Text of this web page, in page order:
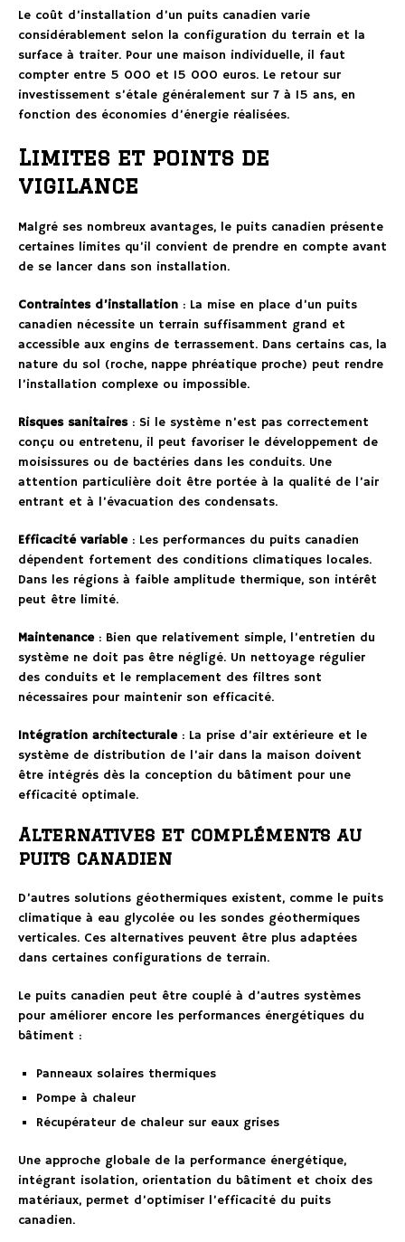
Le coût d’installation d’un puits canadien varie
considérablement selon la configuration du terrain et la
surface à traiter. Pour une maison individuelle, il faut
compter entre 5 000 et 15 000 euros. Le retour sur
investissement s’étale généralement sur 7 à 15 ans, en
fonction des économies d’énergie réalisées.
Limites et points de
vigilance
Malgré ses nombreux avantages, le puits canadien présente
certaines limites qu’il convient de prendre en compte avant
de se lancer dans son installation.
Contraintes d’installation : La mise en place d’un puits
canadien nécessite un terrain suffisamment grand et
accessible aux engins de terrassement. Dans certains cas, la
nature du sol (roche, nappe phréatique proche) peut rendre
l’installation complexe ou impossible.
Risques sanitaires: Si le système n’est pas correctement
conçu ou entretenu, il peut favoriser le développement de
moisissures ou de bactéries dans les conduits. Une
attention particulière doit être portée à la qualité de l’air
entrant et à l’évacuation des condensats.
Efficacité variable: Les performances du puits canadien
dépendent fortement des conditions climatiques locales.
Dans les régions à faible amplitude thermique, son intérêt
peut être limité.
Maintenance: Bien que relativement simple, l’entretien du
système ne doit pas être négligé. Un nettoyage régulier
des conduits et le remplacement des filtres sont
nécessaires pour maintenir son efficacité.
Intégration architecturale: La prise d’air extérieure et le
système de distribution de l’air dans la maison doivent
être intégrés dès la conception du bâtiment pour une
efficacité optimale.
Alternatives et compléments au
puits canadien
D’autres solutions géothermiques existent, comme le puits
climatique à eau glycolée ou les sondes géothermiques
verticales. Ces alternatives peuvent être plus adaptées
dans certaines configurations de terrain.
Le puits canadien peut être couplé à d’autres systèmes
pour améliorer encore les performances énergétiques du
bâtiment :
Panneaux solaires thermiques
Pompe à chaleur
Récupérateur de chaleur sur eaux grises
Une approche globale de la performance énergétique,
intégrant isolation, orientation du bâtiment et choix des
matériaux, permet d’optimiser l’efficacité du puits
canadien.